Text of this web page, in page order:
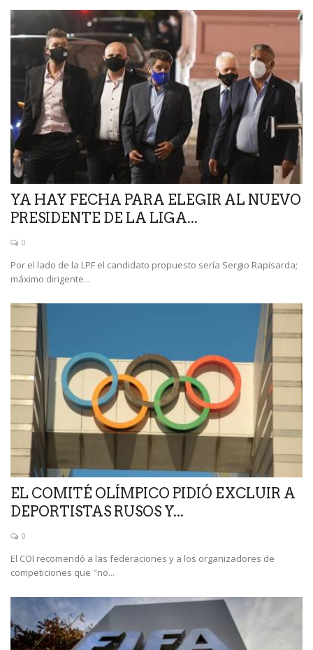
YA HAY FECHA PARA ELEGIR AL NUEVO
PRESIDENTE DE LA LIGA...
0
Por el lado de la LPF el candidato propuesto sería Sergio Rapisarda;
máximo dirigente...
EL COMITÉ OLÍMPICO PIDIÓ EXCLUIR A
DEPORTISTAS RUSOS Y...
0
El COI recomendó a las federaciones y a los organizadores de
competiciones que "no...